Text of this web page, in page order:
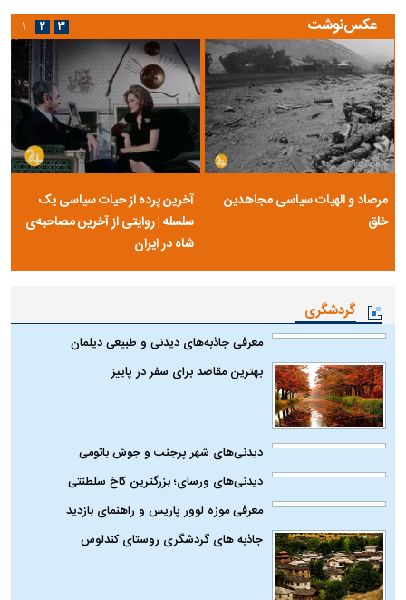
عکس‌نوشت
مرصاد و الهیات سیاسی مجاهدین
خلق
آخرین پرده از حیات سیاسی یک
سلسله | روایتی از آخرین مصاحبه‌ی
شاه در ایران
۱ ۲ ۳
گردشگری
معرفی جاذبه‌های دیدنی و طبیعی دیلمان
بهترین مقاصد برای سفر در پاییز
دیدنی‌های شهر پرجنب و جوش باتومی
دیدنی‌های ورسای؛ بزرگترین کاخ سلطنتی
معرفی موزه لوور پاریس و راهنمای بازدید